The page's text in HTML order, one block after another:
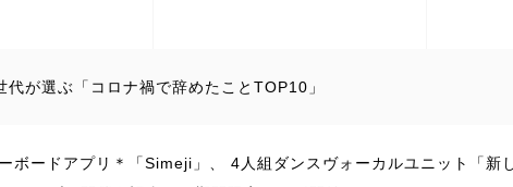
が選ぶ「コロナ禍で辞めたことTOP10」
ボードアプリ＊「Simeji」、 4人組ダンスヴォーカルユニット「新